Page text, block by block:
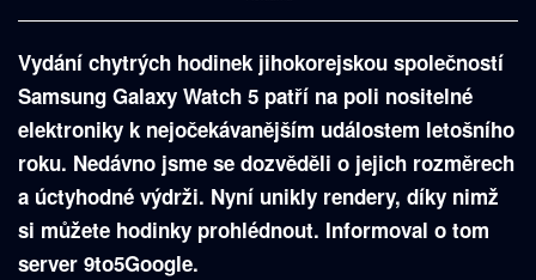
Vydání chytrých hodinek jihokorejskou společností
Samsung Galaxy Watch 5 patří na poli nositelné
elektroniky k nejočekávanějším událostem letošního
roku. Nedávno jsme se dozvěděli o jejich rozměrech
a úctyhodné výdrži. Nyní unikly rendery, díky nimž
si můžete hodinky prohlédnout. Informoval o tom
server 9to5Google.